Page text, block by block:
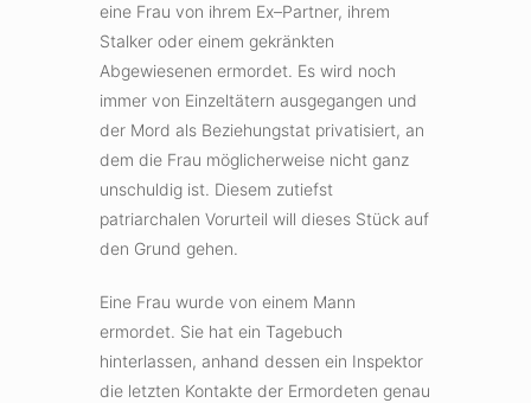
eine Frau von ihrem Ex–Partner, ihrem
Stalker oder einem gekränkten
Abgewiesenen ermordet. Es wird noch
immer von Einzeltätern ausgegangen und
der Mord als Beziehungstat privatisiert, an
dem die Frau möglicherweise nicht ganz
unschuldig ist. Diesem zutiefst
patriarchalen Vorurteil will dieses Stück auf
den Grund gehen.
Eine Frau wurde von einem Mann
ermordet. Sie hat ein Tagebuch
hinterlassen, anhand dessen ein Inspektor
die letzten Kontakte der Ermordeten genau